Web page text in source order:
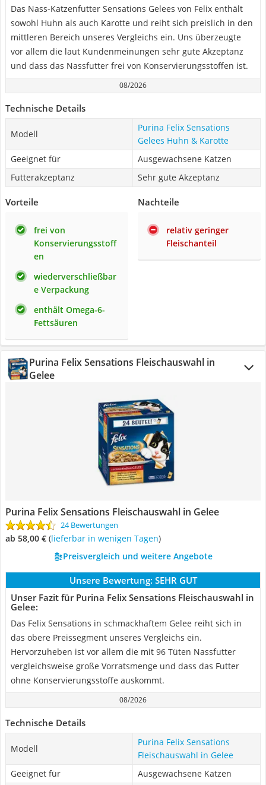
Das Nass-Katzenfutter Sensations Gelees von Felix enthält
sowohl Huhn als auch Karotte und reiht sich preislich in den
mittleren Bereich unseres Vergleichs ein. Uns überzeugte
vor allem die laut Kundenmeinungen sehr gute Akzeptanz
und dass das Nassfutter frei von Konservierungsstoffen ist.
08/2026
Technische Details
Modell
Purina Felix Sensations
Gelees Huhn & Karotte
Geeignet für
Ausgewachsene Katzen
Futterakzeptanz
Sehr gute Akzeptanz
Vorteile
frei von
Konservierungsstoff
en
wiederverschließbar
e Verpackung
enthält Omega-6-
Fettsäuren
Nachteile
relativ geringer
Fleischanteil
Purina Felix Sensations Fleischauswahl in
Gelee
Purina Felix Sensations Fleischauswahl in Gelee
24 Bewertungen
ab 58,00 € ( Lieferbar in wenigen Tagen)
Preisvergleich und weitere Angebote
Unsere Bewertung: SEHR GUT
Unser Fazit für Purina Felix Sensations Fleischauswahl in
Gelee:
Das Felix Sensations in schmackhaftem Gelee reiht sich in
das obere Preissegment unseres Vergleichs ein.
Hervorzuheben ist vor allem die mit 96 Tüten Nassfutter
vergleichsweise große Vorratsmenge und dass das Futter
ohne Konservierungsstoffe auskommt.
08/2026
Technische Details
Modell
Purina Felix Sensations
Fleischauswahl in Gelee
Geeignet für
Ausgewachsene Katzen